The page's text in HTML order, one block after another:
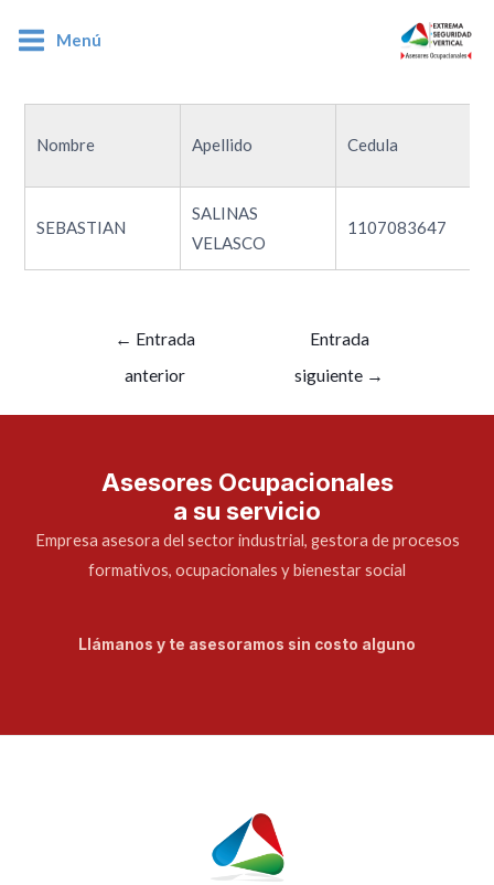
Menú
Nombre Apellido Cedula
SEBASTIAN
SALINAS
VELASCO
1107083647
← Entrada
anterior
Entrada
siguiente →
Asesores Ocupacionales
a su servicio
Empresa asesora del sector industrial, gestora de procesos
formativos, ocupacionales y bienestar social
Llámanos y te asesoramos sin costo alguno